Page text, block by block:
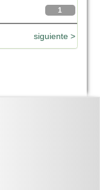
1
siguiente >